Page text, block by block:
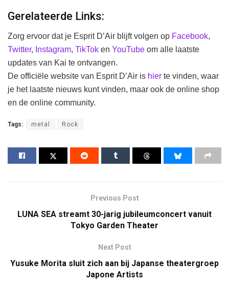
Gerelateerde Links:
Zorg ervoor dat je Esprit D’Air blijft volgen op Facebook,
Twitter, Instagram, TikTok en YouTube om alle laatste
updates van Kai te ontvangen.
De officiële website van Esprit D’Air is hier te vinden, waar
je het laatste nieuws kunt vinden, maar ook de online shop
en de online community.
Tags: metal Rock
Previous Post
LUNA SEA streamt 30-jarig jubileumconcert vanuit
Tokyo Garden Theater
Next Post
Yusuke Morita sluit zich aan bij Japanse theatergroep
Japone Artists